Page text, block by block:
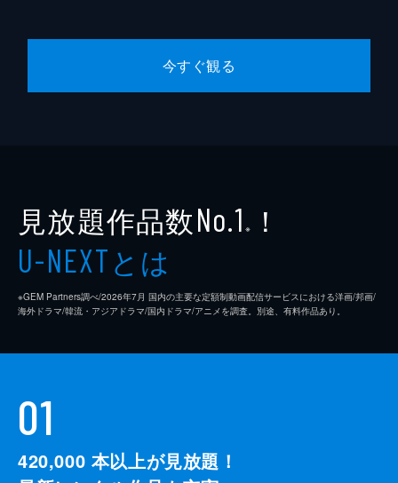
今すぐ観る
見放題作品数No.1 ※ ！
U-NEXTとは
※GEM Partners調べ/2026年7⽉ 国内の主要な定額制動画配信サービスにおける洋画/邦画/
海外ドラマ/韓流・アジアドラマ/国内ドラマ/アニメを調査。別途、有料作品あり。
01
420,000 本以上が見放題！